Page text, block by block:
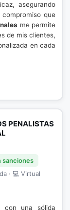
asegurando
que
me permite
de mis clientes,
en cada
PENALISTAS
sanciones
· 💻 Virtual
con una sólida